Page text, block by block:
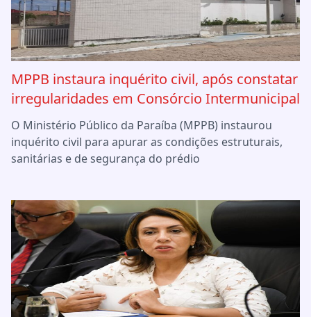
MPPB instaura inquérito civil, após constatar
irregularidades em Consórcio Intermunicipal
O Ministério Público da Paraíba (MPPB) instaurou
inquérito civil para apurar as condições estruturais,
sanitárias e de segurança do prédio